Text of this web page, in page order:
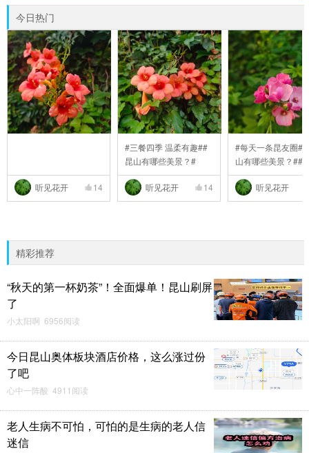
今日热门
听见花开 14
#三餐四季 温柔有趣##
昆山有哪些美景？#
听见花开 14
#每天一条昆友圈
山有哪些美景？##
..
听见花开
精彩推荐
“秋天的第一杯奶茶”！全面爆单！昆山刷屏
了
小太阳啊 6956阅读
今日昆山奥体板块酒店价格，这么涨过份
了吧
心中一阵酸 4911阅读
老人生病不可怕，可怕的是生病的老人信
迷信